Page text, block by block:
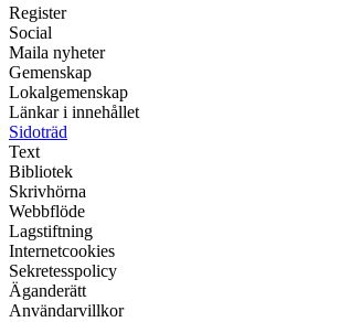
Register
Social
Maila nyheter
Gemenskap
Lokalgemenskap
Länkar i innehållet
Sidoträd
Text
Bibliotek
Skrivhörna
Webbflöde
Lagstiftning
Internetcookies
Sekretesspolicy
Äganderätt
Användarvillkor